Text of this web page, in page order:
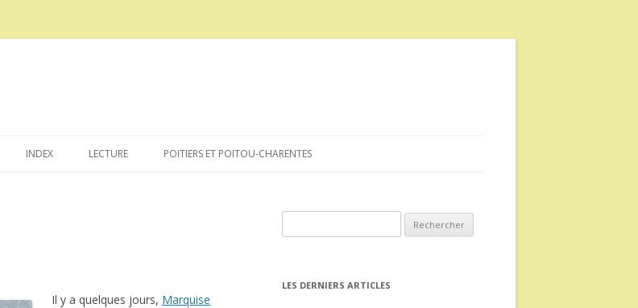
au
INDEX LECTURE POITIERS ET POITOU-CHARENTES
Il y a quelques jours, Marquise
LES DERNIERS ARTICLES